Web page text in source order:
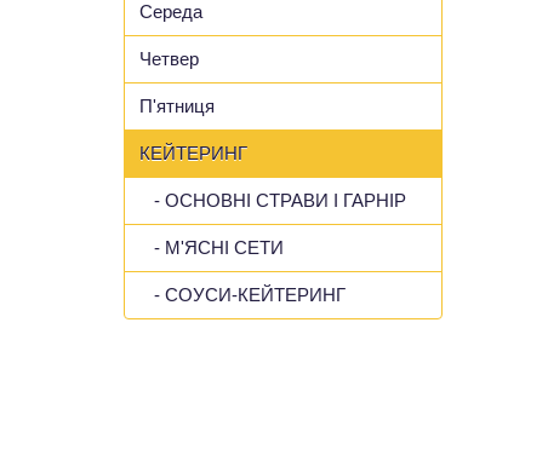
Середа
Четвер
П'ятниця
КЕЙТЕРИНГ
- ОСНОВНІ СТРАВИ І ГАРНІР
- М'ЯСНІ СЕТИ
- СОУСИ-КЕЙТЕРИНГ